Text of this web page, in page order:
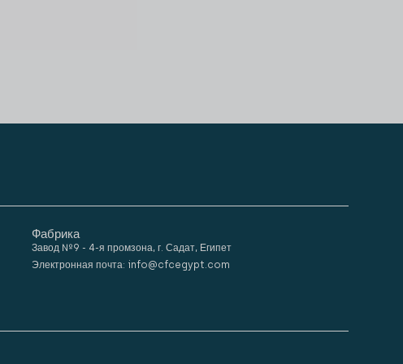
Фабрика
Завод №9 - 4-я промзона, г. Садат, Египет
Электронная почта: info@cfcegypt.com